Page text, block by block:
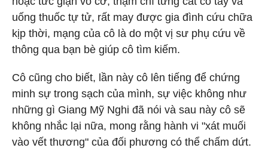
uống thuốc tự tử, rất may được gia đình cứu chữa
kịp thời, mạng của cô là do một vị sư phụ cứu về
thông qua bạn bè giúp cô tìm kiếm.
Cô cũng cho biết, lần này cô lên tiếng để chứng
minh sự trong sạch của mình, sự việc không như
những gì Giang Mỹ Nghi đã nói và sau này cô sẽ
không nhắc lại nữa, mong rằng hành vi "xát muối
vào vết thương" của đối phương có thể chấm dứt.